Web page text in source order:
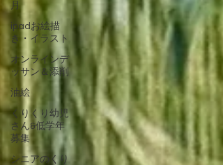
月
ipadお絵描
き・イラスト
オンラインデ
ッサン＆添削
油絵
くりくり幼児
さん&低学年
募集
シニアのくり